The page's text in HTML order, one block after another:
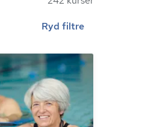
Ryd filtre